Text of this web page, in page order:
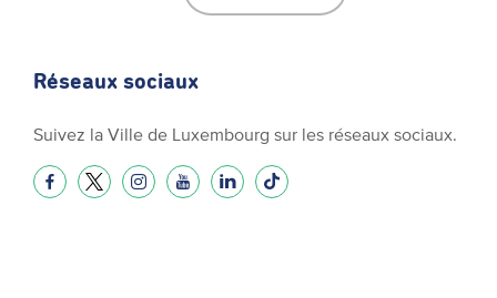
Réseaux sociaux
Suivez la Ville de Luxembourg sur les réseaux sociaux.